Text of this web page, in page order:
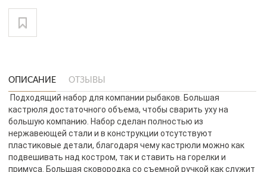
ОПИСАНИЕ ОТЗЫВЫ
Подходящий набор для компании рыбаков. Большая
кастрюля достаточного объема, чтобы сварить уху на
большую компанию. Набор сделан полностью из
нержавеющей стали и в конструкции отсутствуют
пластиковые детали, благодаря чему кастрюли можно как
подвешивать над костром, так и ставить на горелки и
примуса. Большая сковородка со съемной ручкой как служит